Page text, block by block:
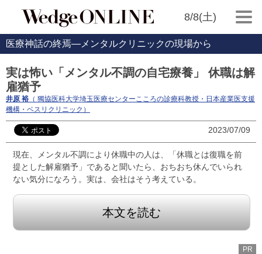
8/8(土)
医療神話の終焉―メンタルクリニックの現場から
実は怖い「メンタル不調の自宅療養」 休職は解
雇猶予
井原 裕 （ 獨協医科大学埼玉医療センターこころの診療科教授・日本産業医支援
機構・ベスリクリニック）
2023/07/09
現在、メンタル不調により休職中の人は、「休職とは復職を前
提とした解雇猶予」であると聞いたら、おちおち休んでいられ
ない気分になろう。実は、会社はそう考えている。
本文を読む
PR